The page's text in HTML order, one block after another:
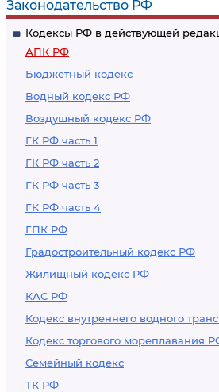
Законодательство РФ
Кодексы РФ в действующей
АПК РФ
Бюджетный кодекс
Водный кодекс РФ
Воздушный кодекс РФ
ГК РФ часть 1
ГК РФ часть 2
ГК РФ часть 3
ГК РФ часть 4
ГПК РФ
Градостроительный кодекс РФ
Жилищный кодекс РФ
КАС РФ
Кодекс внутреннего водного
Кодекс торгового мореплавания
Семейный кодекс
ТК РФ